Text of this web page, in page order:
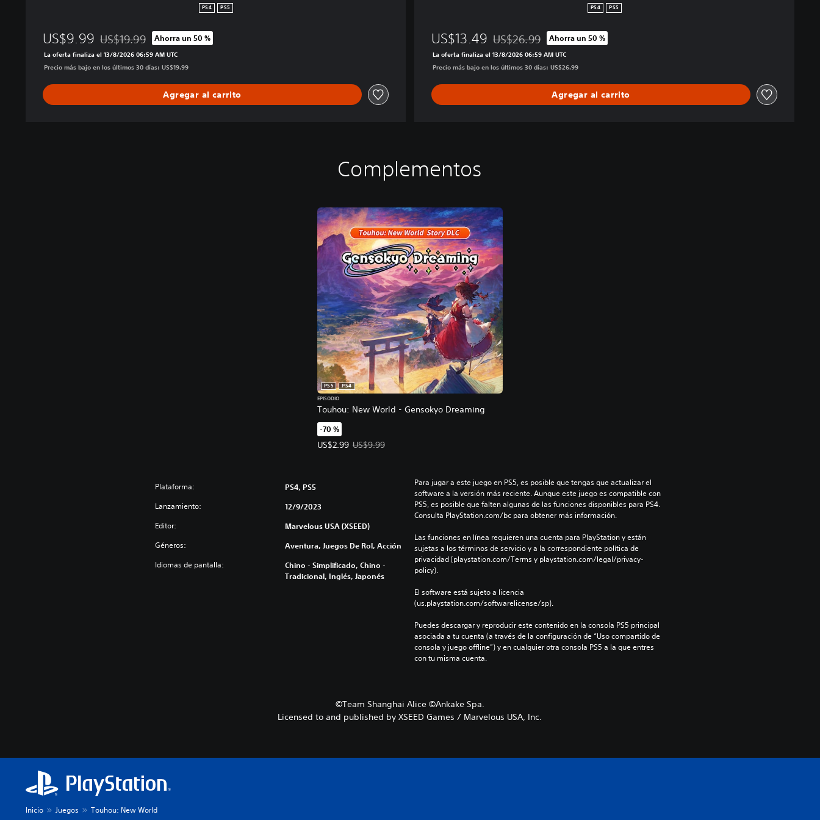
PS4 PS5
US$9.99 Rebajado del precio original de US$19.99
US$19.99 Ahorra un 50 %
La oferta finaliza el 13/8/2026 06:59 AM UTC
Precio más bajo en los últimos 30 días: US$19.99
Agregar al carrito
r
i
a
P
S
4
&
P
S
5
PS4 PS5
US$13.49 Rebajado del precio original de US$26.99
US$26.99 Ahorra un 50 %
La oferta finaliza el 13/8/2026 06:59 AM UTC
Precio más bajo en los últimos 30 días: US$26.99
Agregar al carrito
Complementos
Touhou: New World - Gensokyo Dreaming
PS5
PS4
EPISODIO
-70 %
US$2.99
Precio de la oferta: US$2.99. Precio original: US$9.99.
US$9.99
Plataforma: PS4, PS5
Lanzamiento: 12/9/2023
Editor: Marvelous USA (XSEED)
Géneros: Aventura, Juegos De Rol, Acción
Idiomas de pantalla:
Chino - Simplificado, Chino -
Tradicional, Inglés, Japonés
Para jugar a este juego en PS5, es posible que tengas que actualizar el
software a la versión más reciente. Aunque este juego es compatible con
PS5, es posible que falten algunas de las funciones disponibles para PS4.
Consulta PlayStation.com/bc para obtener más información.
Las funciones en línea requieren una cuenta para PlayStation y están
sujetas a los términos de servicio y a la correspondiente política de
privacidad (playstation.com/Terms y playstation.com/legal/privacy-
policy).
El software está sujeto a licencia
(us.playstation.com/softwarelicense/sp).
Puedes descargar y reproducir este contenido en la consola PS5 principal
asociada a tu cuenta (a través de la configuración de “Uso compartido de
consola y juego offline”) y en cualquier otra consola PS5 a la que entres
con tu misma cuenta.
©Team Shanghai Alice ©Ankake Spa.
Licensed to and published by XSEED Games / Marvelous USA, Inc.
Inicio Juegos Touhou: New World